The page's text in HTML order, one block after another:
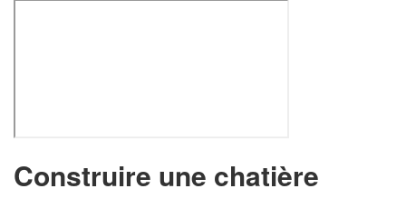
Construire une chatière